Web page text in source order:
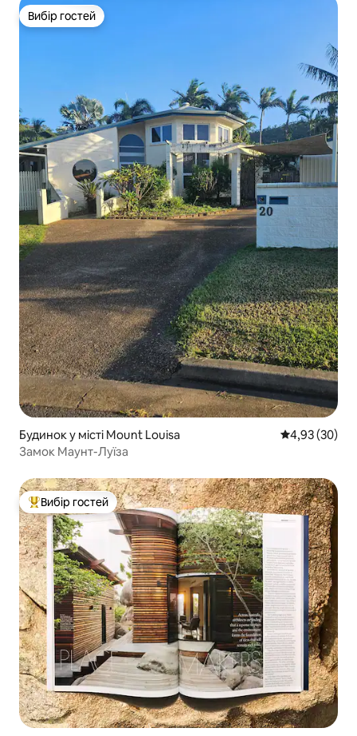
Вибір гостей
Вибір гостей
Будинок у місті Mount Louisa Середня
4,93 (30)
Замок Маунт-Луїза
Топ вибір гостей
Вибір гостей